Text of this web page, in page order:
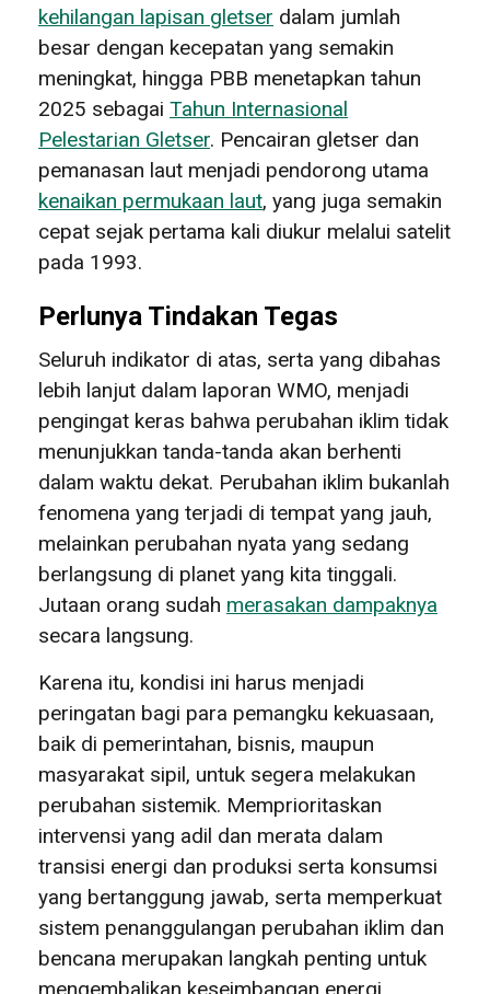
kehilangan lapisan gletser dalam jumlah
besar dengan kecepatan yang semakin
meningkat, hingga PBB menetapkan tahun
2025 sebagai Tahun Internasional
Pelestarian Gletser. Pencairan gletser dan
pemanasan laut menjadi pendorong utama
kenaikan permukaan laut, yang juga semakin
cepat sejak pertama kali diukur melalui satelit
pada 1993.
Perlunya Tindakan Tegas
Seluruh indikator di atas, serta yang dibahas
lebih lanjut dalam laporan WMO, menjadi
pengingat keras bahwa perubahan iklim tidak
menunjukkan tanda-tanda akan berhenti
dalam waktu dekat. Perubahan iklim bukanlah
fenomena yang terjadi di tempat yang jauh,
melainkan perubahan nyata yang sedang
berlangsung di planet yang kita tinggali.
Jutaan orang sudah merasakan dampaknya
secara langsung.
Karena itu, kondisi ini harus menjadi
peringatan bagi para pemangku kekuasaan,
baik di pemerintahan, bisnis, maupun
masyarakat sipil, untuk segera melakukan
perubahan sistemik. Memprioritaskan
intervensi yang adil dan merata dalam
transisi energi dan produksi serta konsumsi
yang bertanggung jawab, serta memperkuat
sistem penanggulangan perubahan iklim dan
bencana merupakan langkah penting untuk